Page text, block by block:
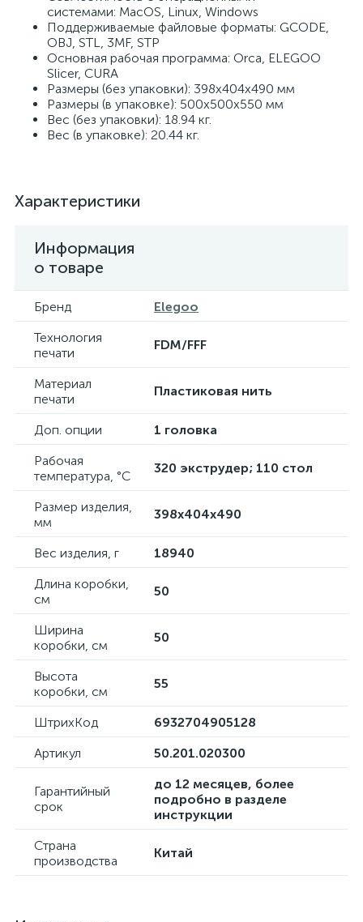
системами: MacOS, Linux, Windows
Поддерживаемые файловые форматы: GCODE,
OBJ, STL, 3MF, STP
Основная рабочая программа: Orca, ELEGOO
Slicer, CURA
Размеры (без упаковки): 398x404x490 мм
Размеры (в упаковке): 500x500x550 мм
Вес (без упаковки): 18.94 кг.
Вес (в упаковке): 20.44 кг.
Характеристики
Информация
о товаре
Бренд
Elegoo
Технология
печати
FDM/FFF
Материал
печати
Пластиковая нить
Доп. опции
1 головка
Рабочая
температура, °C
320 экструдер; 110 стол
Размер изделия,
мм
398x404x490
Вес изделия, г
18940
Длина коробки,
см
50
Ширина
коробки, см
50
Высота
коробки, см
55
ШтрихКод
6932704905128
Артикул
50.201.020300
Гарантийный
срок
до 12 месяцев, более
подробно в разделе
инструкции
Страна
производства
Китай